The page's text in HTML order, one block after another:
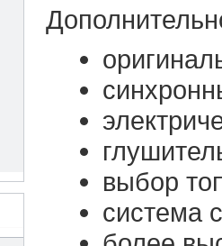
выбор
система